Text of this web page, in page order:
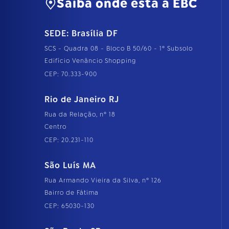
Saiba onde está a EBC
SEDE: Brasília DF
SCS - Quadra 08 - Bloco B 50/60 - 1º Subsolo
Edifício Venâncio Shopping
CEP: 70.333-900
Rio de Janeiro RJ
Rua da Relação, nº 18
Centro
CEP: 20.231-110
São Luís MA
Rua Armando Vieira da Silva, nº 126
Bairro de Fátima
CEP: 65030-130